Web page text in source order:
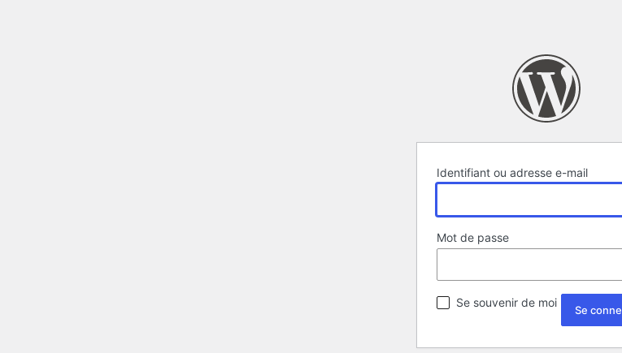
Identifiant ou adresse e-mail
Mot de passe
Se souvenir de moi